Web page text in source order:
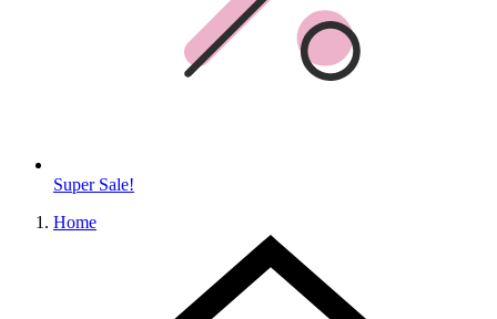
Super Sale!
Home